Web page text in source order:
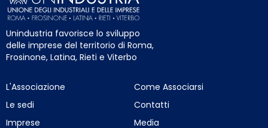
Unindustria favorisce lo sviluppo
delle imprese del territorio di Roma,
Frosinone, Latina, Rieti e Viterbo
L'Associazione
Le sedi
Imprese
Come Associarsi
Contatti
Media